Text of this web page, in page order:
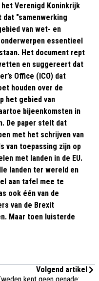
Verenigd Koninkrijk
"samenwerking
van wet- en
essentieel
Het document rept
en suggereert dat
Office (ICO) dat
houden over de
het gebied van
bijeenkomsten in
De paper stelt dat
met het schrijven van
van toepassing zijn op
met landen in de EU.
landen ter wereld en
aan tafel mee te
ook één van de
van de Brexit
Maar toen luisterde
Volgend artikel
kent geen genade: